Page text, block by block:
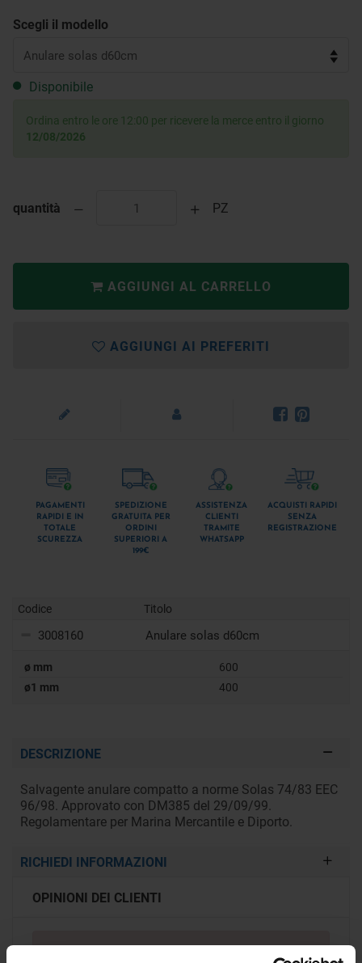
Scegli il modello
Disponibile
Ordina entro le ore 12:00 per ricevere la merce entro il giorno
12/08/2026
quantità PZ
AGGIUNGI AL CARRELLO
AGGIUNGI AI PREFERITI
PAGAMENTI
RAPIDI E IN
TOTALE
SCUREZZA
SPEDIZIONE
GRATUITA PER
ORDINI
SUPERIORI A
199€
ASSISTENZA
CLIENTI
TRAMITE
WHATSAPP
ACQUISTI RAPIDI
SENZA
REGISTRAZIONE
Codice Titolo
3008160 Anulare solas d60cm
ø mm
600
ø1 mm
400
DESCRIZIONE
Salvagente anulare compatto a norme Solas 74/83 EEC
96/98. Approvato con DM385 del 29/09/99.
Regolamentare per Marina Mercantile e Diporto.
RICHIEDI INFORMAZIONI
OPINIONI DEI CLIENTI